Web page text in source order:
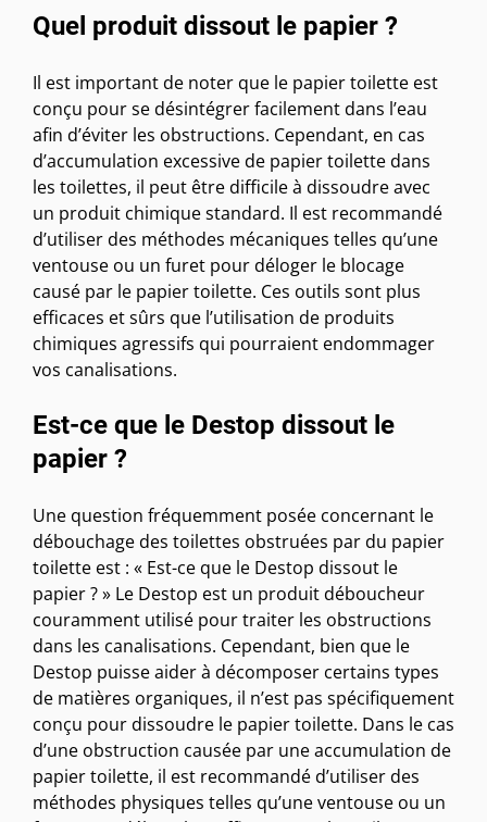
Quel produit dissout le papier ?
Il est important de noter que le papier toilette est
conçu pour se désintégrer facilement dans l’eau
afin d’éviter les obstructions. Cependant, en cas
d’accumulation excessive de papier toilette dans
les toilettes, il peut être difficile à dissoudre avec
un produit chimique standard. Il est recommandé
d’utiliser des méthodes mécaniques telles qu’une
ventouse ou un furet pour déloger le blocage
causé par le papier toilette. Ces outils sont plus
efficaces et sûrs que l’utilisation de produits
chimiques agressifs qui pourraient endommager
vos canalisations.
Est-ce que le Destop dissout le
papier ?
Une question fréquemment posée concernant le
débouchage des toilettes obstruées par du papier
toilette est : « Est-ce que le Destop dissout le
papier ? » Le Destop est un produit déboucheur
couramment utilisé pour traiter les obstructions
dans les canalisations. Cependant, bien que le
Destop puisse aider à décomposer certains types
de matières organiques, il n’est pas spécifiquement
conçu pour dissoudre le papier toilette. Dans le cas
d’une obstruction causée par une accumulation de
papier toilette, il est recommandé d’utiliser des
méthodes physiques telles qu’une ventouse ou un